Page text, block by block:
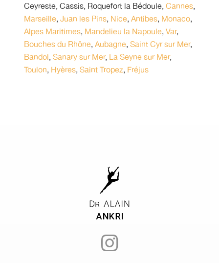
Ceyreste, Cassis, Roquefort la Bédoule, Cannes,
Marseille, Juan les Pins, Nice, Antibes, Monaco,
Alpes Maritimes, Mandelieu la Napoule, Var,
Bouches du Rhône, Aubagne, Saint Cyr sur Mer,
Bandol, Sanary sur Mer, La Seyne sur Mer,
Toulon, Hyères, Saint Tropez, Fréjus